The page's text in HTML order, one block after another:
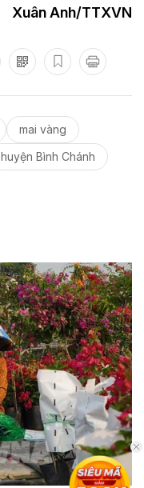
Xuân Anh/TTXVN
mai vàng
huyện Bình Chánh